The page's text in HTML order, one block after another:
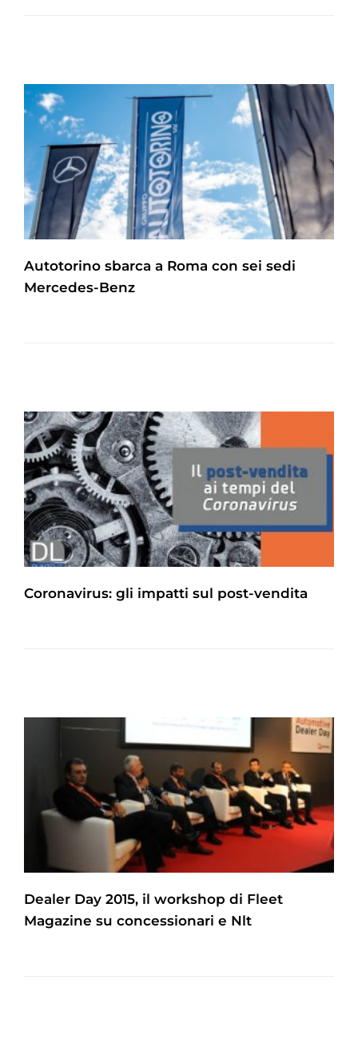
Autotorino sbarca a Roma con sei sedi
Mercedes-Benz
Coronavirus: gli impatti sul post-vendita
Dealer Day 2015, il workshop di Fleet
Magazine su concessionari e Nlt